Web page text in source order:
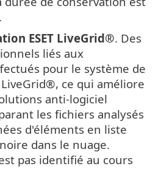
ESET LiveGrid®. Des
liés aux
pour le système de
LiveGrid®, ce qui améliore
anti-logiciel
les fichiers analysés
d'éléments en liste
dans le nuage.
pas identifié au cours